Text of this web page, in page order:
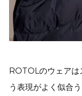
ROTOLのウェアは
う表現がよく似合